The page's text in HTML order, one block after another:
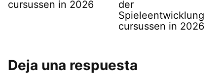
cursussen in 2026
der
Spieleentwicklung
cursussen in 2026
Deja una respuesta